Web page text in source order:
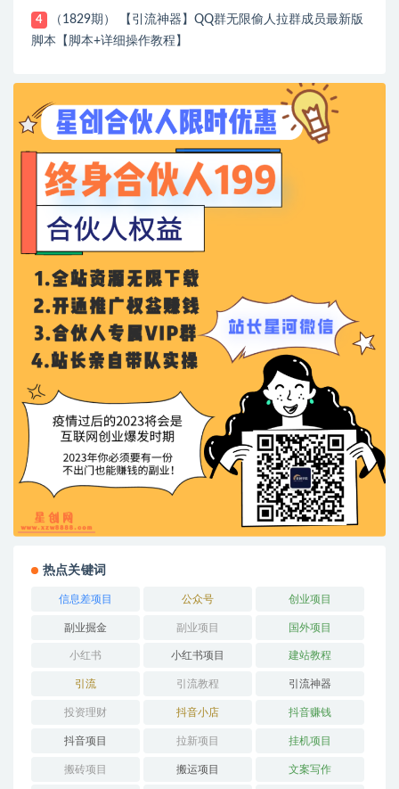
4
（1829期） 【引流神器】QQ群无限偷人拉群成员最新版
脚本【脚本+详细操作教程】
热点关键词
信息差项目 公众号 创业项目
副业掘金 副业项目 国外项目
小红书 小红书项目 建站教程
引流 引流教程 引流神器
投资理财 抖音小店 抖音赚钱
抖音项目 拉新项目 挂机项目
搬砖项目 搬运项目 文案写作